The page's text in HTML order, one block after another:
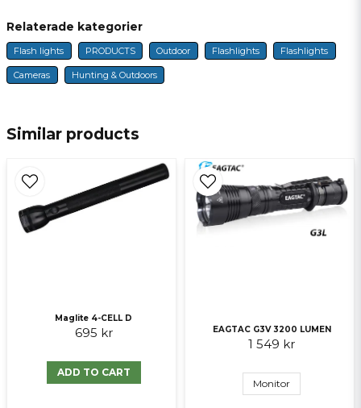
name
Name
E-mail
Ja, ni får publicera min fråga
Similar products
Maglite 4-CELL D
695 kr
ADD TO CART
EAGTAC G3V 3200 LUMEN
1 549 kr
Monitor
Relaterade kategorier
Flash lights PRODUCTS Outdoor Flashlights Flashlights
Cameras Hunting & Outdoors